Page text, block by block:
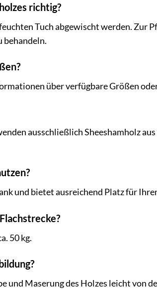
richtig?
Tuch abgewischt werden. Zur
behandeln.
über verfügbare Größen
ausschließlich Sheeshamholz
und bietet ausreichend Platz für
50 kg.
und Maserung des Holzes leicht von